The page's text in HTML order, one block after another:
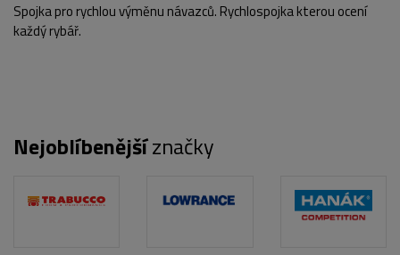
Spojka pro rychlou výměnu návazců. Rychlospojka kterou ocení
každý rybář.
Nejoblíbenějšíznačky